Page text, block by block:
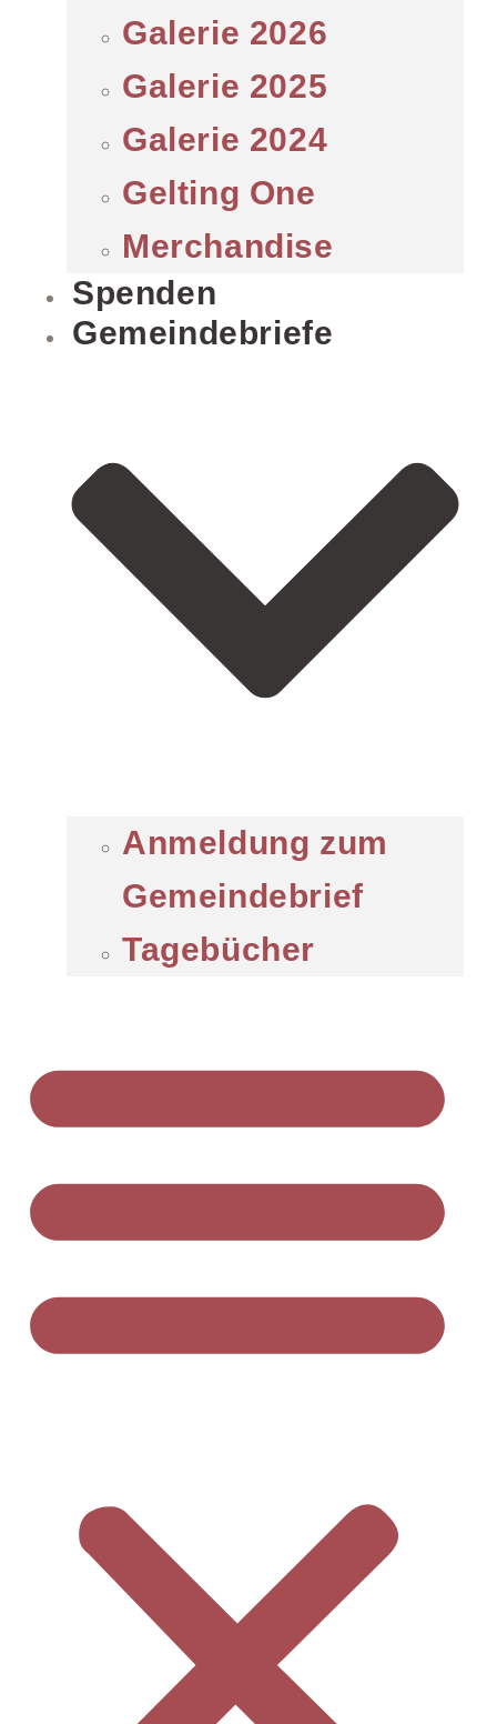
Galerie 2026
Galerie 2025
Galerie 2024
Gelting One
Merchandise
Spenden
Gemeindebriefe
Anmeldung zum
Gemeindebrief
Tagebücher